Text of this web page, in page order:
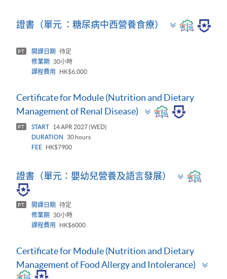
證書（單元 ：糖尿病中西營養食療）
Toggle
panel
PT 開課日期
待定
修業期
30小時
課程費用
HK$6,000
Certificate for Module (Nutrition and Dietary
Management of Renal Disease)
Toggle
panel
PT START
14 APR 2027 (WED)
DURATION
30 hours
FEE
HK$7900
證書（單元：嬰幼兒營養及語言發展）
Toggle
panel
PT 開課日期
待定
修業期
30小時
課程費用
HK$6000
Certificate for Module (Nutrition and Dietary
Management of Food Allergy and Intolerance)